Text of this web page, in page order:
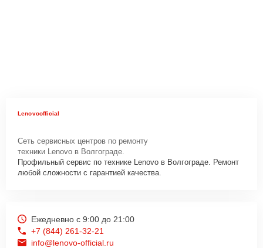
Lenovoofficial
Сеть сервисных центров по ремонту
техники Lenovo в Волгограде.
Профильный сервис по технике Lenovo в Волгограде. Ремонт
любой сложности с гарантией качества.
Ежедневно с 9:00 до 21:00
+7 (844) 261-32-21
info@lenovo-official.ru